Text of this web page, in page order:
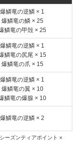
爆鱗竜の逆鱗 × 1
爆鱗竜の鱗 × 25
鱗竜の甲殻 × 25
爆鱗竜の逆鱗 × 1
鱗竜の尻尾 × 15
爆鱗竜の爪 × 15
爆鱗竜の逆鱗 × 1
爆鱗竜の翼 × 10
鱗竜の爆腺 × 10
爆鱗竜の逆鱗 × 2
ーズンティアポイント ×